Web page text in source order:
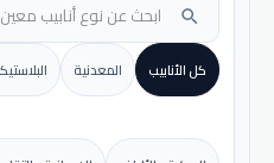
search
كل الأنابيب المعدنية